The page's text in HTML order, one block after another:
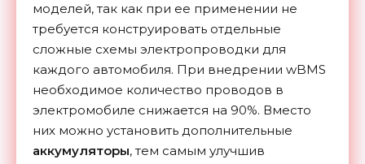
моделей, так как при ее применении не
требуется конструировать отдельные
сложные схемы электропроводки для
каждого автомобиля. При внедрении wBMS
необходимое количество проводов в
электромобиле снижается на 90%. Вместо
них можно установить дополнительные
аккумуляторы, тем самым улучшив